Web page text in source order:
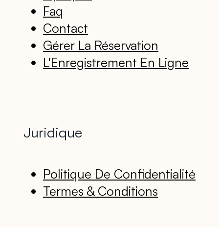
Faq
Contact
Gérer La Réservation
L'Enregistrement En Ligne
Juridique
Politique De Confidentialité
Termes & Conditions